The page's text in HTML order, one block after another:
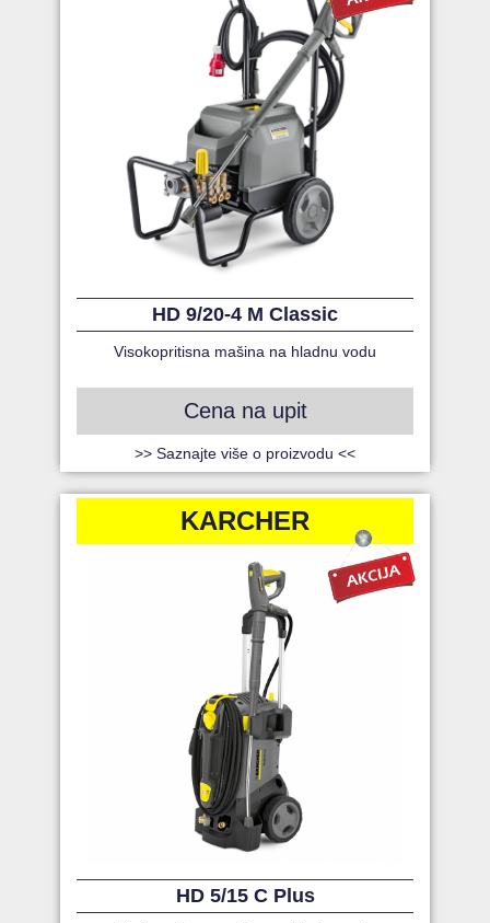
HD 9/20-4 M Classic
Visokopritisna mašina na hladnu vodu
Cena na upit
>> Saznajte više o proizvodu <<
KARCHER
HD 5/15 C Plus